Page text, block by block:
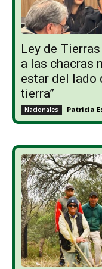
Ley de
a las chacras
estar del lado
tierra”
Nacionales Patricia